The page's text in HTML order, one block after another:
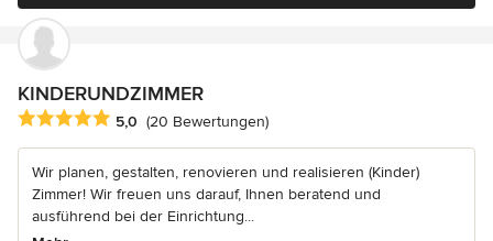
KINDERUNDZIMMER
Durchschnittliche Bewertung: 5 von 5 Sternen
5,0 (20 Bewertungen)
Wir planen, gestalten, renovieren und realisieren (Kinder)
Zimmer! Wir freuen uns darauf, Ihnen beratend und
ausführend bei der Einrichtung...